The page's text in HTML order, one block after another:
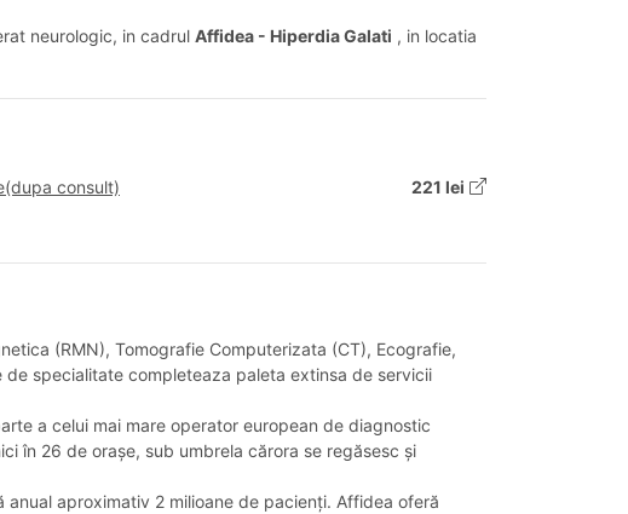
neurologic, in cadrul Affidea - Hiperdia Galati , in locatia
consult)
221 lei
(RMN), Tomografie Computerizata (CT), Ecografie,
specialitate completeaza paleta extinsa de servicii
a celui mai mare operator european de diagnostic
în 26 de orașe, sub umbrela cărora se regăsesc și
aproximativ 2 milioane de pacienți. Affidea oferă